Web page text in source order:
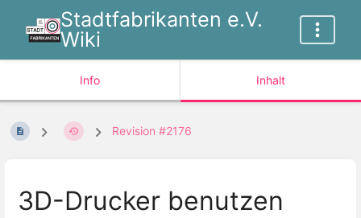
Stadtfabrikanten e.V.
Wiki
Info Inhalt
Revision #2176
3D-Drucker benutzen